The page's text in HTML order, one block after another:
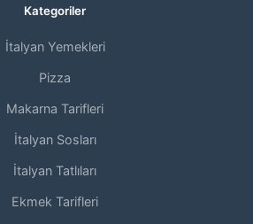
Kategoriler
İtalyan Yemekleri
Pizza
Makarna Tarifleri
İtalyan Sosları
İtalyan Tatlıları
Ekmek Tarifleri